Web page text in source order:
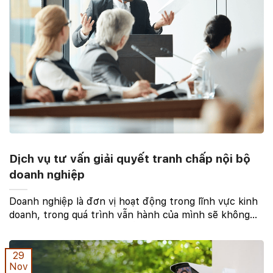
Dịch vụ tư vấn giải quyết tranh chấp nội bộ
doanh nghiệp
Doanh nghiệp là đơn vị hoạt động trong lĩnh vực kinh
doanh, trong quá trình vẫn hành của mình sẽ không
hiểu rõ hơn những quy định về giải quyết tranh ...
29
Nov